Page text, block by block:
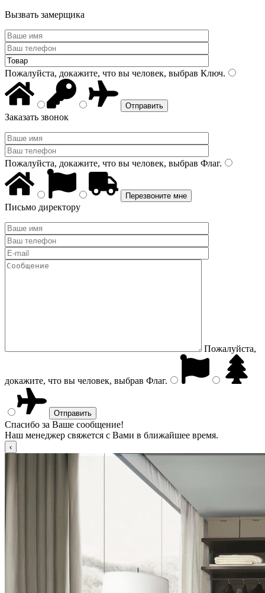
Вызвать замерщика
Пожалуйста, докажите, что вы человек, выбрав Ключ.
Заказать звонок
Пожалуйста, докажите, что вы человек, выбрав Флаг.
Письмо директору
Пожалуйста,
докажите, что вы человек, выбрав Флаг.
Спасибо за Ваше сообщение!
Наш менеджер свяжется с Вами в ближайшее время.